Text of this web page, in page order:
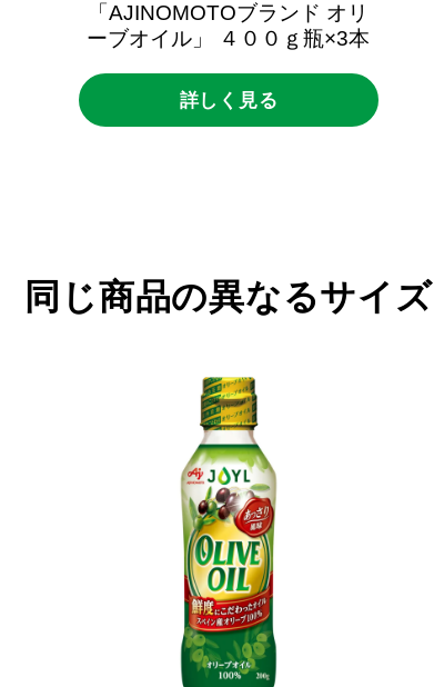
「AJINOMOTOブランド オリ
ーブオイル」
４００ｇ瓶×3本
詳しく見る
同じ商品の異なるサイズ